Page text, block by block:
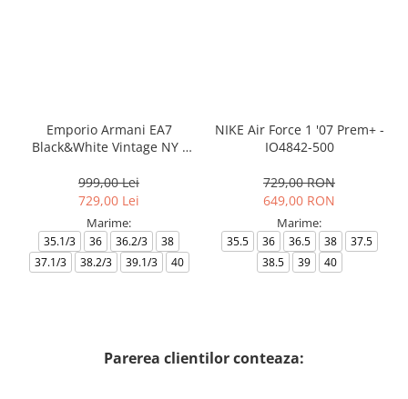
Emporio Armani EA7
Black&White Vintage NY -
999,00 Lei
729,00 Lei
Marime:
35.1/3 36 36.2/3
38
37.1/3
38.2/3 39.1/3 40
NIKE Air Force 1 '07 Prem+ -
IO4842-500
729,00 RON
649,00 RON
Marime:
35.5 36 36.5 38
37.5
38.5
39 40
Parerea clientilor conteaza: